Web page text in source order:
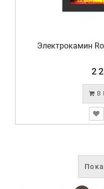
Электрокамин
2
В